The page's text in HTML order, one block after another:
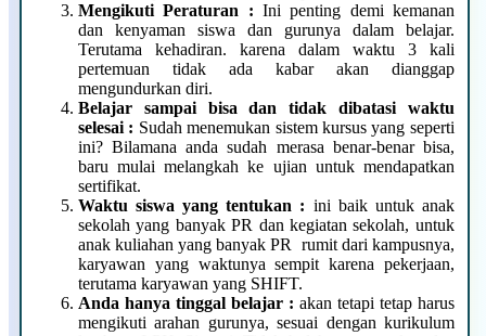
Mengikuti Peraturan : Ini penting demi kemanan
dan kenyaman siswa dan gurunya dalam belajar.
Terutama kehadiran. karena dalam waktu 3 kali
pertemuan tidak ada kabar akan dianggap
mengundurkan diri.
Belajar sampai bisa dan tidak dibatasi waktu
selesai : Sudah menemukan sistem kursus yang seperti
ini? Bilamana anda sudah merasa benar-benar bisa,
baru mulai melangkah ke ujian untuk mendapatkan
sertifikat.
Waktu siswa yang tentukan : ini baik untuk anak
sekolah yang banyak PR dan kegiatan sekolah, untuk
anak kuliahan yang banyak PR rumit dari kampusnya,
karyawan yang waktunya sempit karena pekerjaan,
terutama karyawan yang SHIFT.
Anda hanya tinggal belajar : akan tetapi tetap harus
mengikuti arahan gurunya, sesuai dengan kurikulum